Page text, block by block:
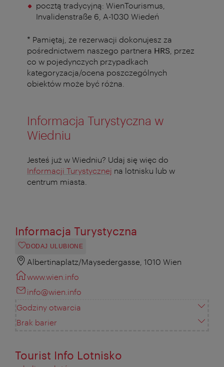
pocztą tradycyjną: WienTourismus,
Invalidenstraße 6, A-1030 Wiedeń
* Pamiętaj, że rezerwacji dokonujesz za
pośrednictwem naszego partnera HRS , przez
co w pojedynczych przypadkach
kategoryzacja/ocena poszczególnych
obiektów może być różna.
Informacja Turystyczna w
Wiedniu
Jesteś już w Wiedniu? Udaj się więc do
Informacji Turystycznej na lotnisku lub w
centrum miasta.
Informacja Turystyczna
DODAJ ULUBIONE
Albertinaplatz/Maysedergasse, 1010 Wien
www.wien.info
info@wien.info
Godziny otwarcia
Brak barier
Tourist Info Lotnisko